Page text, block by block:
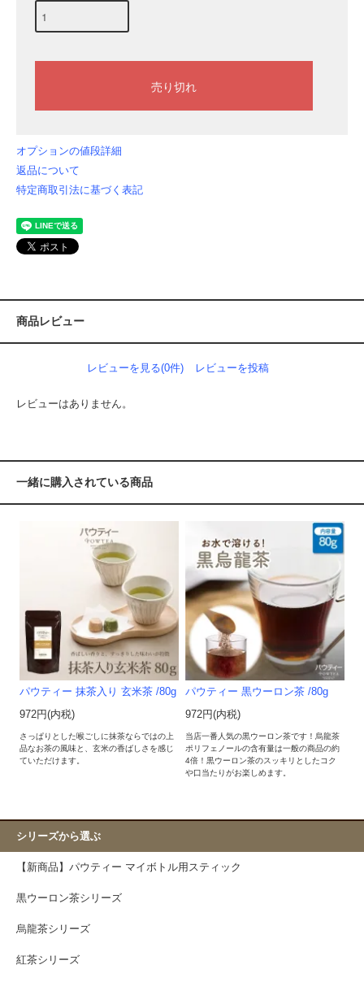
オプションの値段詳細
返品について
特定商取引法に基づく表記
商品レビュー
レビューを見る(0件) レビューを投稿
レビューはありません。
一緒に購入されている商品
パウティー 抹茶入り 玄米茶 /80g
972円(内税)
さっぱりとした喉ごしに抹茶ならではの上
品なお茶の風味と、玄米の香ばしさを感じ
ていただけます。
パウティー 黒ウーロン茶 /80g
972円(内税)
当店一番人気の黒ウーロン茶です！烏龍茶
ポリフェノールの含有量は一般の商品の約
4倍！黒ウーロン茶のスッキリとしたコク
や口当たりがお楽しめます。
シリーズから選ぶ
【新商品】パウティー マイボトル用スティック
黒ウーロン茶シリーズ
烏龍茶シリーズ
紅茶シリーズ